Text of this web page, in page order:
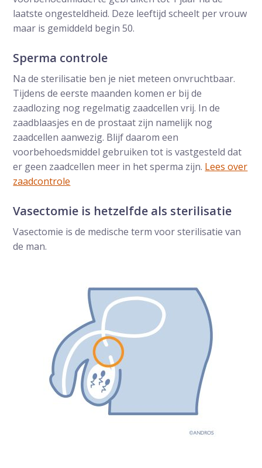
laatste ongesteldheid. Deze leeftijd scheelt per vrouw
maar is gemiddeld begin 50.
Sperma controle
Na de sterilisatie ben je niet meteen onvruchtbaar.
Tijdens de eerste maanden komen er bij de
zaadlozing nog regelmatig zaadcellen vrij. In de
zaadblaasjes en de prostaat zijn namelijk nog
zaadcellen aanwezig. Blijf daarom een
voorbehoedsmiddel gebruiken tot is vastgesteld dat
er geen zaadcellen meer in het sperma zijn. Lees over
zaadcontrole
Vasectomie is hetzelfde als sterilisatie
Vasectomie is de medische term voor sterilisatie van
de man.